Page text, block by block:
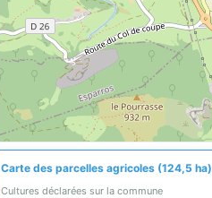
Carte des parcelles agricoles (124,5 ha)
Cultures déclarées sur la commune